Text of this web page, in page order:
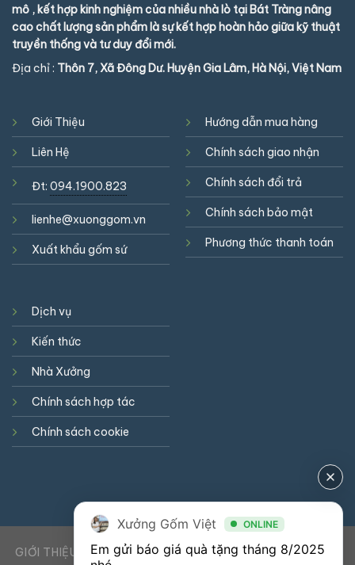
mô , kết hợp kinh nghiệm của nhiều nhà lò tại Bát Tràng nâng
cao chất lượng sản phẩm là sự kết hợp hoàn hảo giữa kỹ thuật
truyền thống và tư duy đổi mới.
Địa chỉ : Thôn 7, Xã Đông Dư. Huyện Gia Lâm, Hà Nội, Việt Nam
Giới Thiệu
Liên Hệ
Đt: 094.1900.823
lienhe@xuonggom.vn
Xuất khẩu gốm sứ
Hướng dẫn mua hàng
Chính sách giao nhận
Chính sách đổi trả
Chính sách bảo mật
Phương thức thanh toán
Dịch vụ
Kiến thức
Nhà Xưởng
Chính sách hợp tác
Chính sách cookie
GIỚI THIỆU DỊCH VỤ KIẾN THỨC LIÊN HỆ 0941900823
Xưởng Gốm Việt ONLINE
Em gửi báo giá quà tặng tháng 8/2025